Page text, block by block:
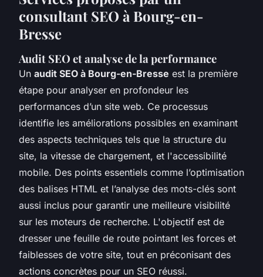
consultant SEO à Bourg-en-
Bresse
Audit SEO et analyse de la performance
Un audit SEO à Bourg-en-Bresse est la première
étape pour analyser en profondeur les
performances d’un site web. Ce processus
identifie les améliorations possibles en examinant
des aspects techniques tels que la structure du
site, la vitesse de chargement, et l'accessibilité
mobile. Des points essentiels comme l’optimisation
des balises HTML et l’analyse des mots-clés sont
aussi inclus pour garantir une meilleure visibilité
sur les moteurs de recherche. L'objectif est de
dresser une feuille de route pointant les forces et
faiblesses de votre site, tout en préconisant des
actions concrètes pour un SEO réussi.